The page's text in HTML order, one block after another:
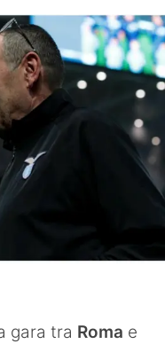
gara tra Roma e